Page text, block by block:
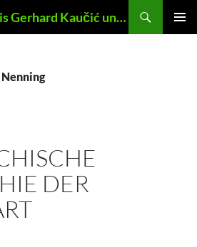
Philosophische Praxis Gerhard Kaučić und Anna Lydia Huber
DER